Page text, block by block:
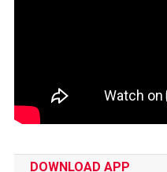
DOWNLOAD APP